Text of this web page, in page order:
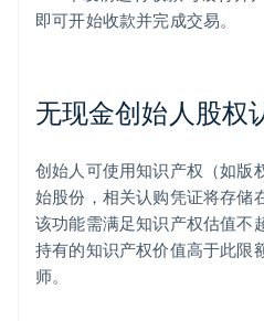
即可开始收款并完成交易。
无现金创始人股权
创始人可使用知识产权（如版
始股份，相关认购凭证将存储
该功能需满足知识产权估值不
持有的知识产权价值高于此限
师。